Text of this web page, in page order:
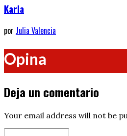
Karla
por Julia Valencia
Opina
Deja un comentario
Your email address will not be